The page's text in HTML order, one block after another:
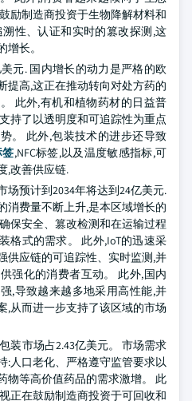
励制造商投资于生物降解材料和
性、认证和实时的篡改探测,这
长。
元. 国内增长的动力是严格的欧
提高,这正在推动转向对处方药的
此外,有机和植物药材的日益普
持了以透明度和可追踪性为重点
。 此外,包装技术的进步还导致
,NFC标签,以及温度敏感指标,可
,改善供应链.
场预计到2034年将达到24亿美元.
消费量不断上升,是本区域增长的
保安全、篡改检测和在运输过程
格式的需求。 此外,IoT的迅速采
供应链的可追踪性、实时监测,并
强化的消费者互动。 此外,国内
,导致越来越多地采用高性能,并
,从而进一步支持了该区域的市场
装市场占2.43亿美元。 市场需求
:人口老化、严格遵守监管要求以
物等高价值药品的需求激增。 此
正在鼓励制造商投资于可回收和